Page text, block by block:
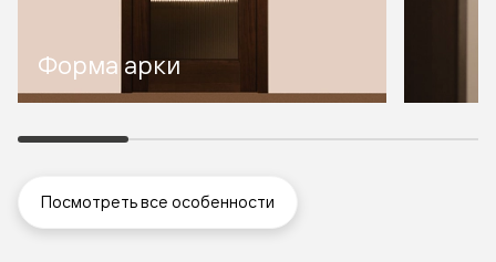
Форма арки
Посмотреть все особенности